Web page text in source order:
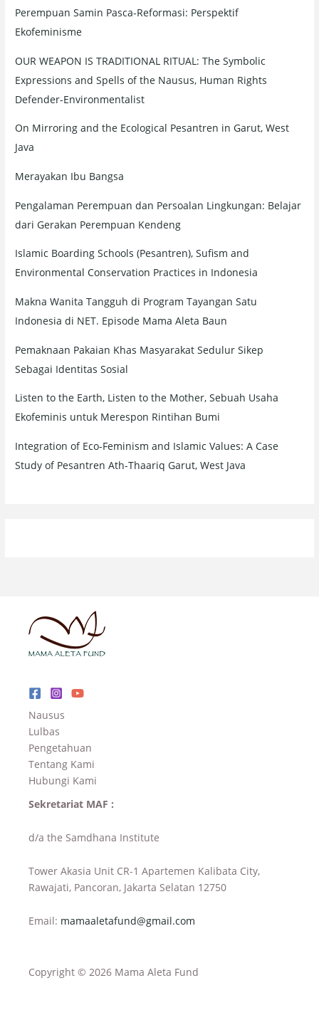
f
o
Perempuan Samin Pasca-Reformasi: Perspektif
Ekofeminisme
OUR WEAPON IS TRADITIONAL RITUAL: The Symbolic
Expressions and Spells of the Nausus, Human Rights
Defender-Environmentalist
On Mirroring and the Ecological Pesantren in Garut, West
Java
Merayakan Ibu Bangsa
Pengalaman Perempuan dan Persoalan Lingkungan: Belajar
dari Gerakan Perempuan Kendeng
Islamic Boarding Schools (Pesantren), Sufism and
Environmental Conservation Practices in Indonesia
Makna Wanita Tangguh di Program Tayangan Satu
Indonesia di NET. Episode Mama Aleta Baun
Pemaknaan Pakaian Khas Masyarakat Sedulur Sikep
Sebagai Identitas Sosial
Listen to the Earth, Listen to the Mother, Sebuah Usaha
Ekofeminis untuk Merespon Rintihan Bumi
Integration of Eco-Feminism and Islamic Values: A Case
Study of Pesantren Ath-Thaariq Garut, West Java
Nausus
Lulbas
Pengetahuan
Tentang Kami
Hubungi Kami
Sekretariat MAF :
d/a the Samdhana Institute
Tower Akasia Unit CR-1 Apartemen Kalibata City,
Rawajati, Pancoran, Jakarta Selatan 12750
Email: mamaaletafund@gmail.com
Copyright © 2026 Mama Aleta Fund